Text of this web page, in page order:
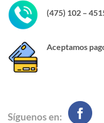
(475) 102 –
Aceptamos
Síguenos en: